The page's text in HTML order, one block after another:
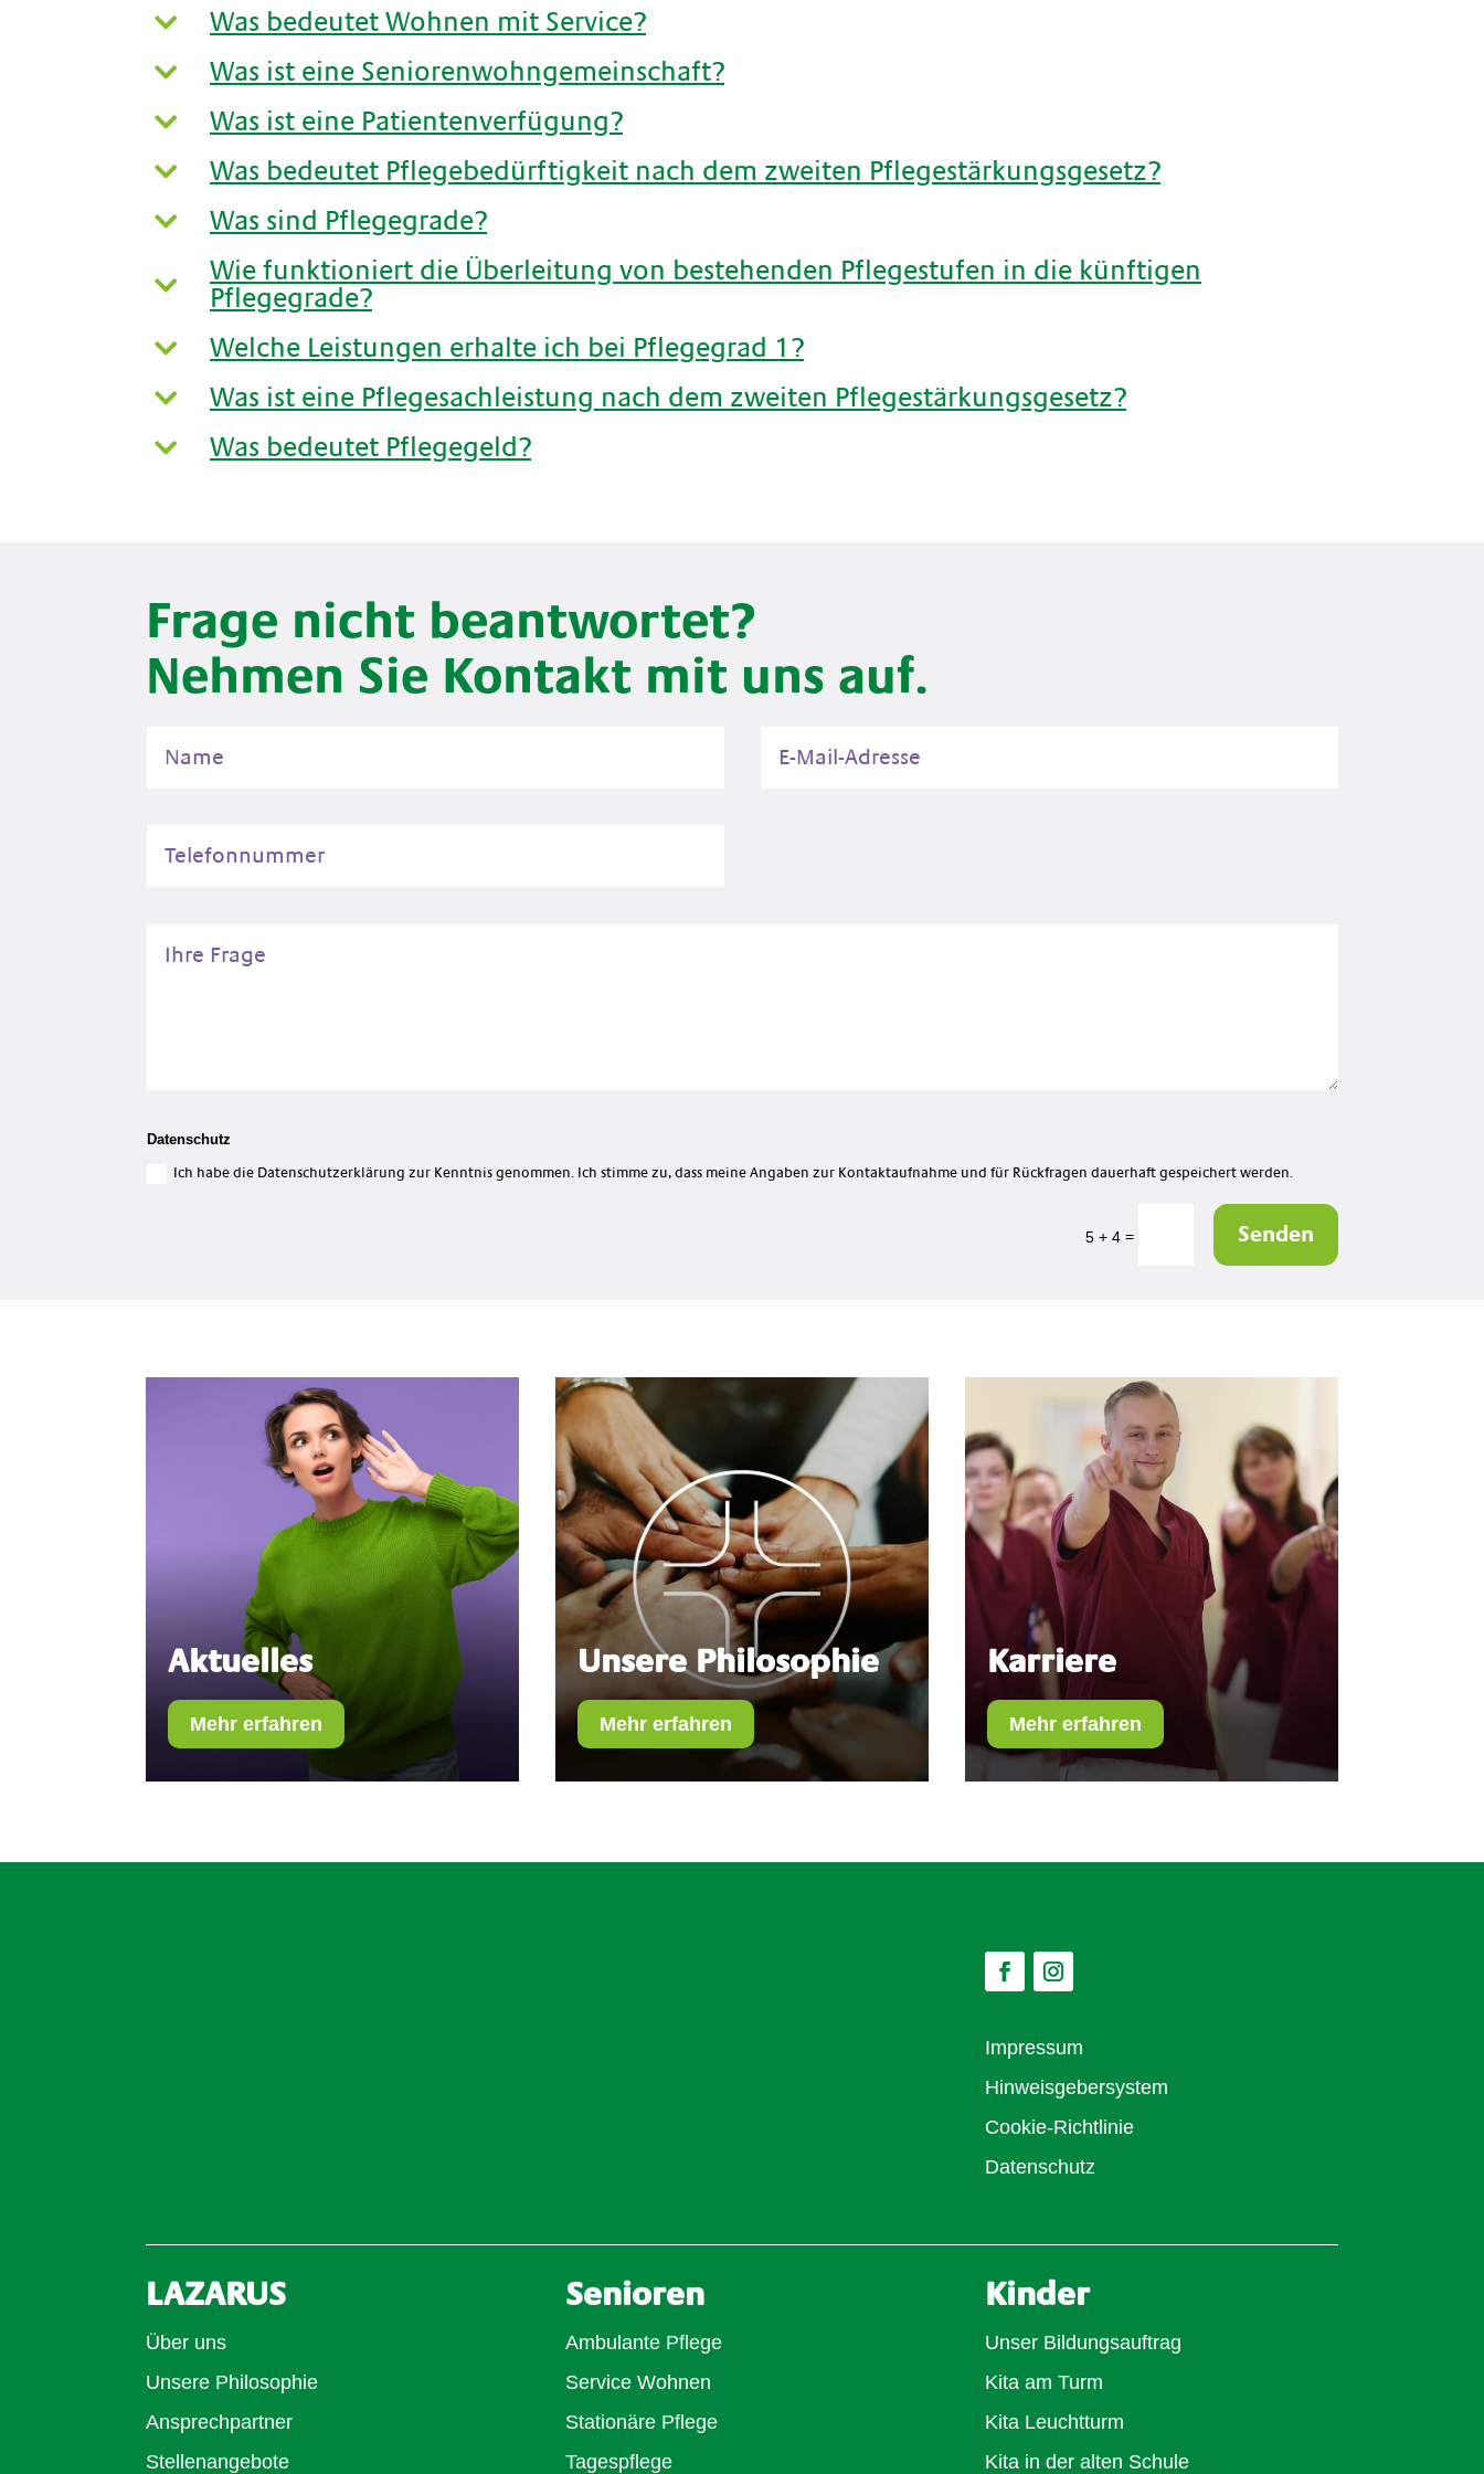
Was bedeutet Wohnen mit Service?
Was ist eine Seniorenwohngemeinschaft?
Was ist eine Patientenverfügung?
Was bedeutet Pflegebedürftigkeit nach dem zweiten Pflegestärkungsgesetz?
Was sind Pflegegrade?
Wie funktioniert die Überleitung von bestehenden Pflegestufen in die künftigen
Pflegegrade?
Welche Leistungen erhalte ich bei Pflegegrad 1?
Was ist eine Pflegesachleistung nach dem zweiten Pflegestärkungsgesetz?
Was bedeutet Pflegegeld?
Frage nicht beantwortet?
Nehmen Sie Kontakt mit uns auf.
Datenschutz
Ich habe die Datenschutzerklärung zur Kenntnis genommen. Ich stimme zu, dass meine Angaben zur Kontaktaufnahme und für Rückfragen dauerhaft gespeichert werden.
5 + 4 = Senden
Aktuelles
Mehr erfahren
Unsere Philosophie
Mehr erfahren
Karriere
Mehr erfahren
Impressum
Hinweisgebersystem
Cookie-Richtlinie
Datenschutz
LAZARUS
Über uns
Unsere Philosophie
Ansprechpartner
Stellenangebote
Senioren
Ambulante Pflege
Service Wohnen
Stationäre Pflege
Tagespflege
Kinder
Unser Bildungsauftrag
Kita am Turm
Kita Leuchtturm
Kita in der alten Schule